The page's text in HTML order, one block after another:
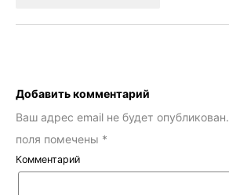
Добавить комментарий
Ваш адрес email не будет опубликован.
поля помечены *
Комментарий